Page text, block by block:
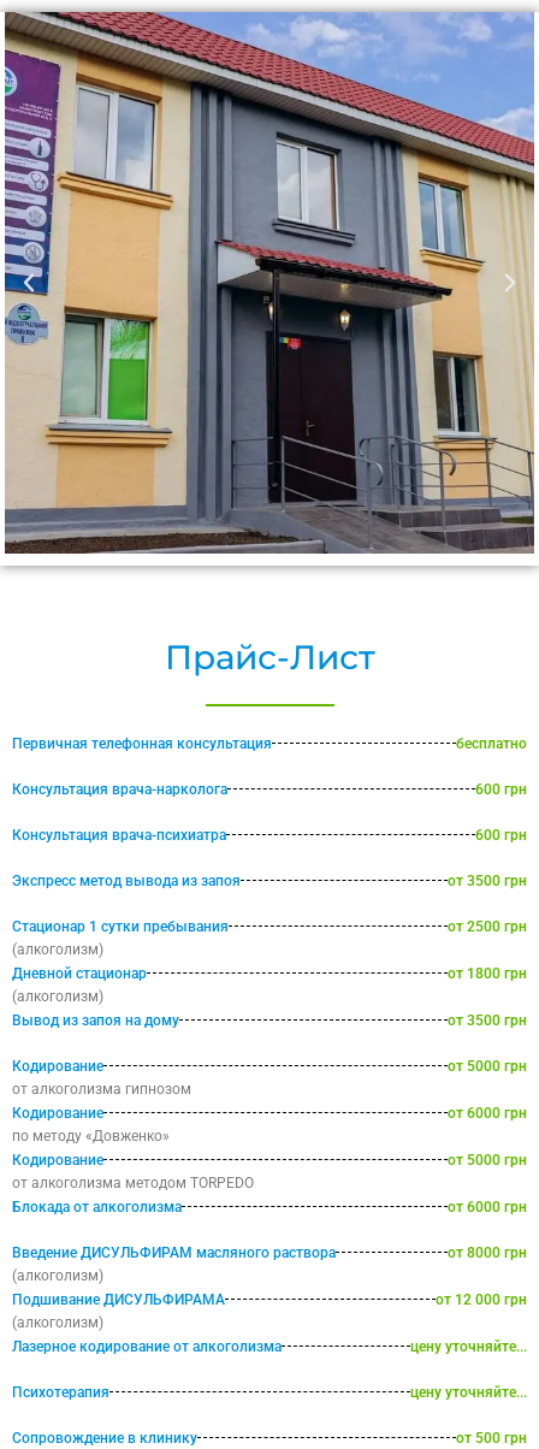
Прайс-Лист
Первичная телефонная консультация бесплатно
Консультация врача-нарколога 600 грн
Консультация врача-психиатра 600 грн
Экспресс метод вывода из запоя от 3500 грн
Стационар 1 сутки пребывания
от 2500 грн
(алкоголизм)
Дневной стационар
от 1800 грн
(алкоголизм)
Вывод из запоя на дому
от 3500 грн
Кодирование
от 5000 грн
от алкоголизма гипнозом
Кодирование
от 6000 грн
по методу «Довженко»
Кодирование
от 5000 грн
от алкоголизма методом TORPEDO
Блокада от алкоголизма
от 6000 грн
Введение ДИСУЛЬФИРАМ масляного раствора
от 8000 грн
(алкоголизм)
Подшивание ДИСУЛЬФИРАМА
от 12 000 грн
(алкоголизм)
Лазерное кодирование от алкоголизма
цену уточняйте...
Психотерапия цену уточняйте...
Сопровождение в клинику от 500 грн